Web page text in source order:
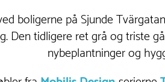
boligerne på Sjunde
Den tidligere ret grå og triste
nybeplantninger og